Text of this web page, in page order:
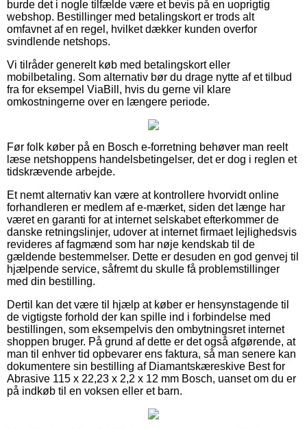
burde det i nogle tilfælde være et bevis på en uoprigtig
webshop. Bestillinger med betalingskort er trods alt
omfavnet af en regel, hvilket dækker kunden overfor
svindlende netshops.
Vi tilråder generelt køb med betalingskort eller
mobilbetaling. Som alternativ bør du drage nytte af et tilbud
fra for eksempel ViaBill, hvis du gerne vil klare
omkostningerne over en længere periode.
Før folk køber på en Bosch e-forretning behøver man reelt
læse netshoppens handelsbetingelser, det er dog i reglen et
tidskrævende arbejde.
Et nemt alternativ kan være at kontrollere hvorvidt online
forhandleren er medlem af e-mærket, siden det længe har
været en garanti for at internet selskabet efterkommer de
danske retningslinjer, udover at internet firmaet lejlighedsvis
revideres af fagmænd som har nøje kendskab til de
gældende bestemmelser. Dette er desuden en god genvej til
hjælpende service, såfremt du skulle få problemstillinger
med din bestilling.
Dertil kan det være til hjælp at køber er hensynstagende til
de vigtigste forhold der kan spille ind i forbindelse med
bestillingen, som eksempelvis den ombytningsret internet
shoppen bruger. På grund af dette er det også afgørende, at
man til enhver tid opbevarer ens faktura, så man senere kan
dokumentere sin bestilling af Diamantskæreskive Best for
Abrasive 115 x 22,23 x 2,2 x 12 mm Bosch, uanset om du er
på indkøb til en voksen eller et barn.